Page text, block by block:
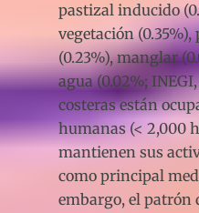
pastizal inducido
vegetación
(0.23%), manglar
agua (0.02%;
costeras están
humanas (< 2,000
mantienen sus
como principal
embargo, el patrón